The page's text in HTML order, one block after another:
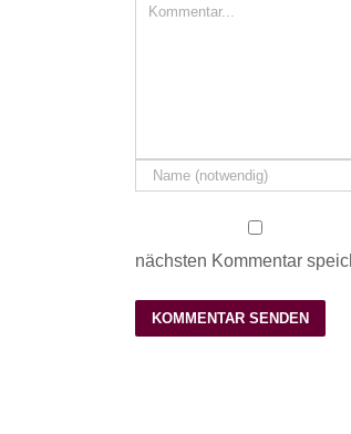
nächsten Kommentar